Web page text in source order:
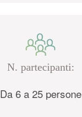
N. partecipanti:
Da 6 a 25 persone